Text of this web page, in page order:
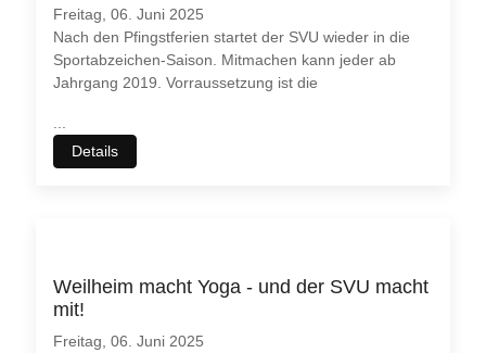
Freitag, 06. Juni 2025
Nach den Pfingstferien startet der SVU wieder in die
Sportabzeichen-Saison. Mitmachen kann jeder ab
Jahrgang 2019. Vorraussetzung ist die
Details
Weilheim macht Yoga - und der SVU macht
mit!
Freitag, 06. Juni 2025